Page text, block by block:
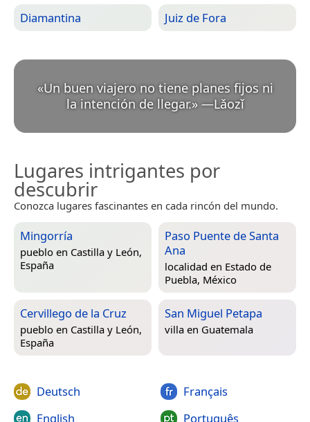
Diamantina Juiz de Fora
«Un buen viajero no tiene planes fijos ni
la intención de llegar.» —Lǎozǐ
Lugares intrigantes por
descubrir
Conozca lugares fascinantes en cada rincón del mundo.
Mingorría
pueblo en Castilla y León,
España
Paso Puente de Santa
Ana
localidad en Estado de
Puebla, México
Cervillego de la Cruz
pueblo en Castilla y León,
España
San Miguel Petapa
villa en Guatemala
Deutsch
English
Français
Português